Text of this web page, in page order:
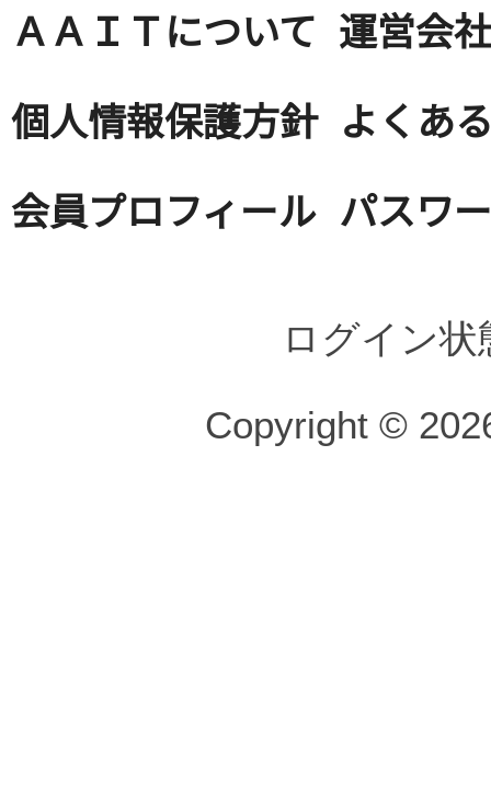
ＡＡＩＴについて 運営会社
個人情報保護方針 よくあ
会員プロフィール パスワ
ログイン
Copyright ©